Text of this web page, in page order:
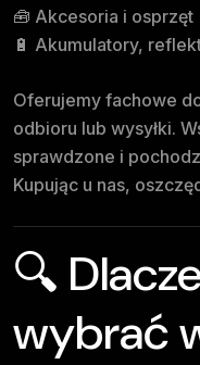
🧰 Akcesoria i osprzęt
🔋 Akumulatory,
Oferujemy fachowe
odbioru lub wysyłki.
sprawdzone i
Kupując u nas,
🔍
wybrać